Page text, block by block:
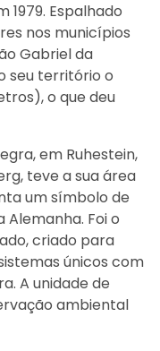
1979. Espalhado
nos municípios
Gabriel da
seu território o
o que deu
em Ruhestein,
teve a sua área
um símbolo de
Foi o
criado para
únicos com
A unidade de
ambiental